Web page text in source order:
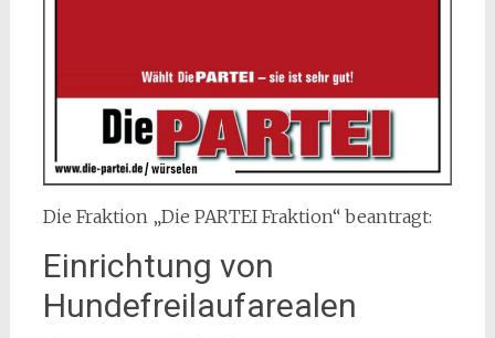
Die Fraktion „Die PARTEI Fraktion“ beantragt:
Einrichtung von
Hundefreilaufarealen